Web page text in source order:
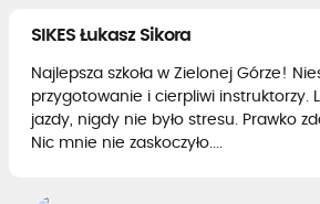
SIKES Łukasz Sikora
Najlepsza szkoła w Zielonej Górze!
przygotowanie i cierpliwi instruktorzy.
jazdy, nigdy nie było stresu. Prawko
Nic mnie nie zaskoczyło....